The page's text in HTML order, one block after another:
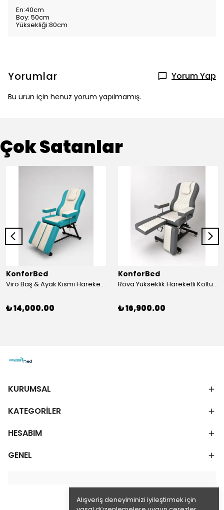
Alışveriş deneyiminizi iyileştirmek için
En:40cm
Boy: 50cm
Yüksekliği:80cm
Yorumlar Yorum Yap
Bu ürün için henüz yorum yapılmamış.
Çok Satanlar
KonforBed
Viro Baş & Ayak Kısmı Hareketli Koltuk Çift Bacaklı
₺ 14,000.00
KonforBed
Rova Yükseklik Hareketli Koltuk (Hidrolik) Beyaz-Gri
₺ 16,900.00
KURUMSAL
KATEGORİLER
HESABIM
GENEL